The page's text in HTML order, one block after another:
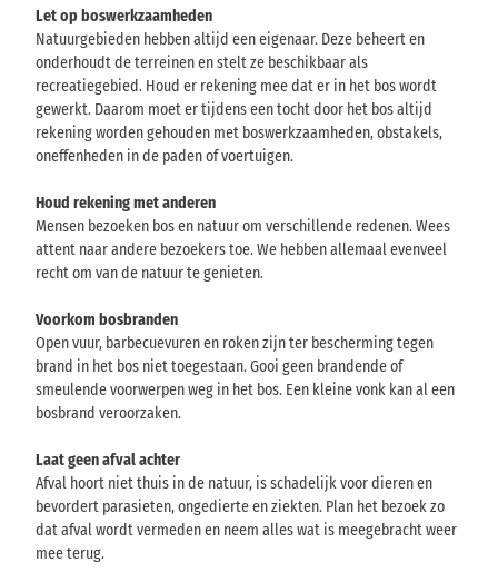
n
g
e
b
i
r
g
Let op boswerkzaamheden
Natuurgebieden hebben altijd een eigenaar. Deze beheert en
onderhoudt de terreinen en stelt ze beschikbaar als
recreatiegebied. Houd er rekening mee dat er in het bos wordt
gewerkt. Daarom moet er tijdens een tocht door het bos altijd
rekening worden gehouden met boswerkzaamheden, obstakels,
oneffenheden in de paden of voertuigen.
Houd rekening met anderen
Mensen bezoeken bos en natuur om verschillende redenen. Wees
attent naar andere bezoekers toe. We hebben allemaal evenveel
recht om van de natuur te genieten.
Voorkom bosbranden
Open vuur, barbecuevuren en roken zijn ter bescherming tegen
brand in het bos niet toegestaan. Gooi geen brandende of
smeulende voorwerpen weg in het bos. Een kleine vonk kan al een
bosbrand veroorzaken.
Laat geen afval achter
Afval hoort niet thuis in de natuur, is schadelijk voor dieren en
bevordert parasieten, ongedierte en ziekten. Plan het bezoek zo
dat afval wordt vermeden en neem alles wat is meegebracht weer
mee terug.